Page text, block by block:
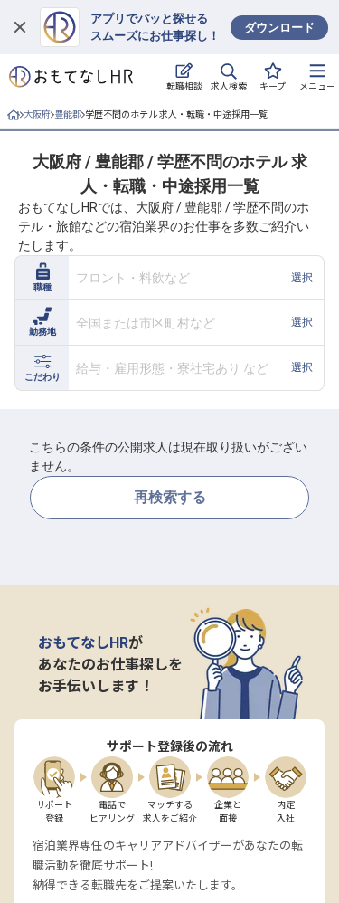
アプリでパッと探せる
スムーズにお仕事探し！
ダウンロード
転職相談 求人検索 キープ メニュー
ログイン
求人・施設を探す
就職・転職 合同説明会
おもてなしHRについて
ご利用の流れ
よくある質問
ホテル・宿泊業界情報コラム
大阪府 豊能郡 学歴不問のホテル 求人・転職・中途採用一覧
大阪府 / 豊能郡 / 学歴不問のホテル 求
人・転職・中途採用一覧
おもてなしHRでは、大阪府 / 豊能郡 / 学歴不問のホ
テル・旅館などの宿泊業界のお仕事を多数ご紹介い
たします。
職種
フロント・料飲など 選択
勤務地
全国または市区町村など 選択
こだわり
給与・雇用形態・寮社宅あり など 選択
こちらの条件の公開求人は現在取り扱いがござい
ません。
再検索する
おもてなしHRが
あなたのお仕事探しを
お手伝いします！
サポート登録後の流れ
サポート
登録
電話で
ヒアリング
マッチする
求人をご紹介
企業と
面接
内定
入社
宿泊業界専任のキャリアアドバイザーがあなたの転
職活動を徹底サポート!
納得できる転職先をご提案いたします。